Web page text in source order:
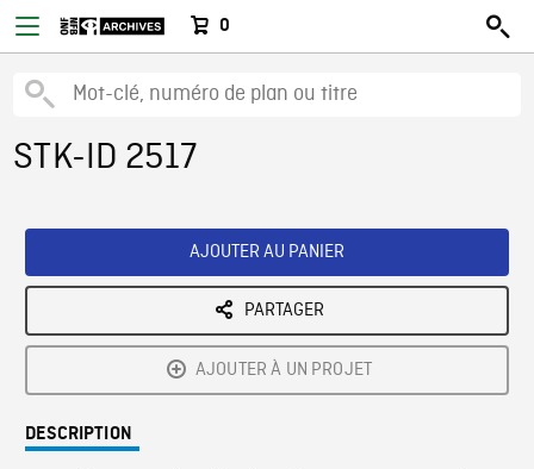
0
STK-ID 2517
AJOUTER AU PANIER
PARTAGER
AJOUTER À UN PROJET
DESCRIPTION